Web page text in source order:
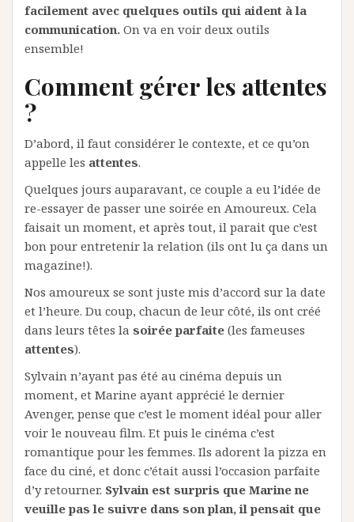
facilement avec quelques outils qui aident à la
communication. On va en voir deux outils
ensemble!
Comment gérer les attentes
?
D’abord, il faut considérer le contexte, et ce qu’on
appelle les attentes.
Quelques jours auparavant, ce couple a eu l’idée de
re-essayer de passer une soirée en Amoureux. Cela
faisait un moment, et après tout, il parait que c’est
bon pour entretenir la relation (ils ont lu ça dans un
magazine!).
Nos amoureux se sont juste mis d’accord sur la date
et l’heure. Du coup, chacun de leur côté, ils ont créé
dans leurs têtes la soirée parfaite (les fameuses
attentes).
Sylvain n’ayant pas été au cinéma depuis un
moment, et Marine ayant apprécié le dernier
Avenger, pense que c’est le moment idéal pour aller
voir le nouveau film. Et puis le cinéma c’est
romantique pour les femmes. Ils adorent la pizza en
face du ciné, et donc c’était aussi l’occasion parfaite
d’y retourner. Sylvain est surpris que Marine ne
veuille pas le suivre dans son plan, il pensait que